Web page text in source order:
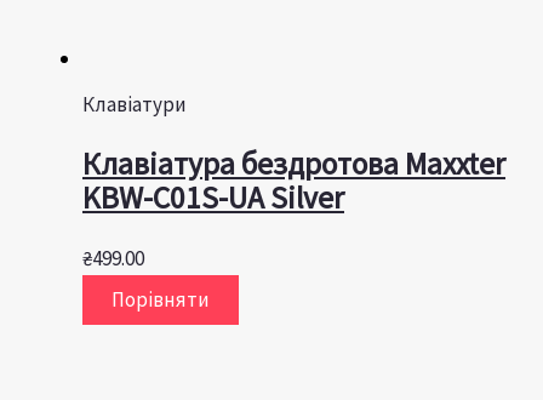
Клавіатури
Клавiатура бездротова Maxxter
KBW-C01S-UA Silver
₴499.00
Порівняти